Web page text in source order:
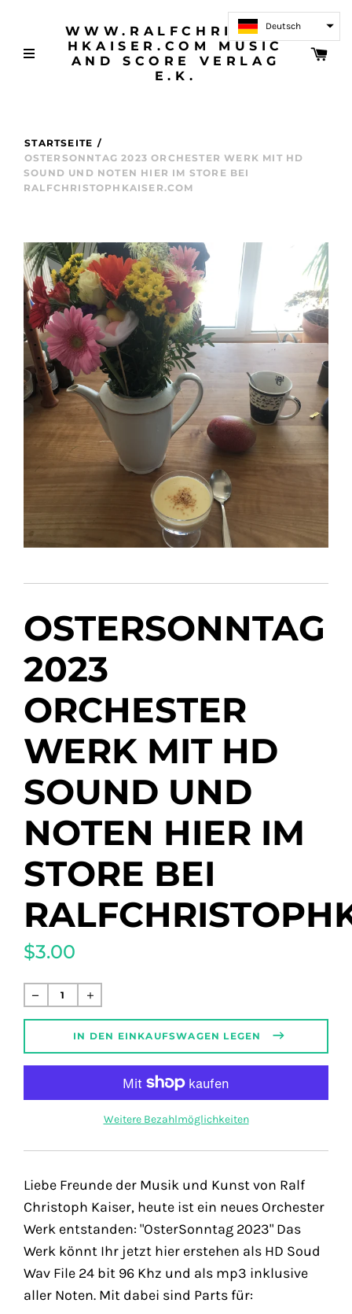
WWW.RALFCHRISTOP
HKAISER.COM MUSIC
AND SCORE VERLAG
E.K.
STARTSEITE /
OSTERSONNTAG 2023 ORCHESTER WERK MIT HD
SOUND UND NOTEN HIER IM STORE BEI
RALFCHRISTOPHKAISER.COM
OSTERSONNTAG
2023
ORCHESTER
WERK MIT HD
SOUND UND
NOTEN HIER IM
STORE BEI
$3.00
Normaler
Preis
IN DEN EINKAUFSWAGEN LEGEN
Weitere Bezahlmöglichkeiten
Liebe Freunde der Musik und Kunst von Ralf
Christoph Kaiser, heute ist ein neues Orchester
Werk entstanden: "OsterSonntag 2023" Das
Werk könnt Ihr jetzt hier erstehen als HD Soud
Wav File 24 bit 96 Khz und als mp3 inklusive
aller Noten. Mit dabei sind Parts für:
Deutsch